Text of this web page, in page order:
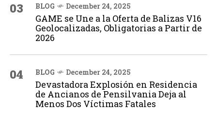
03 BLOG December 24, 2025
GAME se Une a la Oferta de Balizas V16
Geolocalizadas, Obligatorias a Partir de
2026
04 BLOG December 24, 2025
Devastadora Explosión en Residencia
de Ancianos de Pensilvania Deja al
Menos Dos Víctimas Fatales